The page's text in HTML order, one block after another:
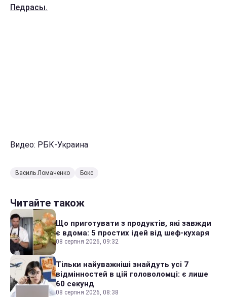
Педрасы.
Видео: РБК-Украина
Василь Ломаченко Бокс
Читайте також
Що приготувати з продуктів, які завжди
є вдома: 5 простих ідей від шеф-кухаря
08 серпня 2026, 09:32
Тільки найуважніші знайдуть усі 7
відмінностей в цій головоломці: є лише
60 секунд
08 серпня 2026, 08:38